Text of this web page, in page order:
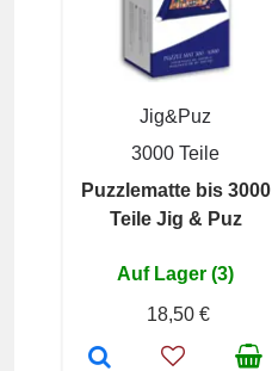
Jig&Puz
3000 Teile
Puzzlematte bis 3000
Teile Jig & Puz
Auf Lager (3)
18,50 €